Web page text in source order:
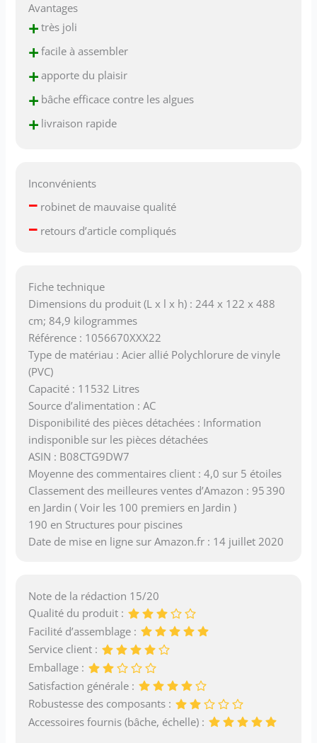
Avantages
+ très joli
+ facile à assembler
+ apporte du plaisir
+ bâche efficace contre les algues
+ livraison rapide
Inconvénients
– robinet de mauvaise qualité
– retours d’article compliqués
Fiche technique
Dimensions du produit (L x l x h) : 244 x 122 x 488
cm; 84,9 kilogrammes
Référence : 1056670XXX22
Type de matériau : Acier allié Polychlorure de vinyle
(PVC)
Capacité : 11532 Litres
Source d’alimentation : AC
Disponibilité des pièces détachées : Information
indisponible sur les pièces détachées
ASIN : B08CTG9DW7
Moyenne des commentaires client : 4,0 sur 5 étoiles
Classement des meilleures ventes d’Amazon : 95 390
en Jardin ( Voir les 100 premiers en Jardin )
190 en Structures pour piscines
Date de mise en ligne sur Amazon.fr : 14 juillet 2020
Note de la rédaction 15/20
Qualité du produit :
Facilité d’assemblage :
Service client :
Emballage :
Satisfaction générale :
Robustesse des composants :
Accessoires fournis (bâche, échelle) :